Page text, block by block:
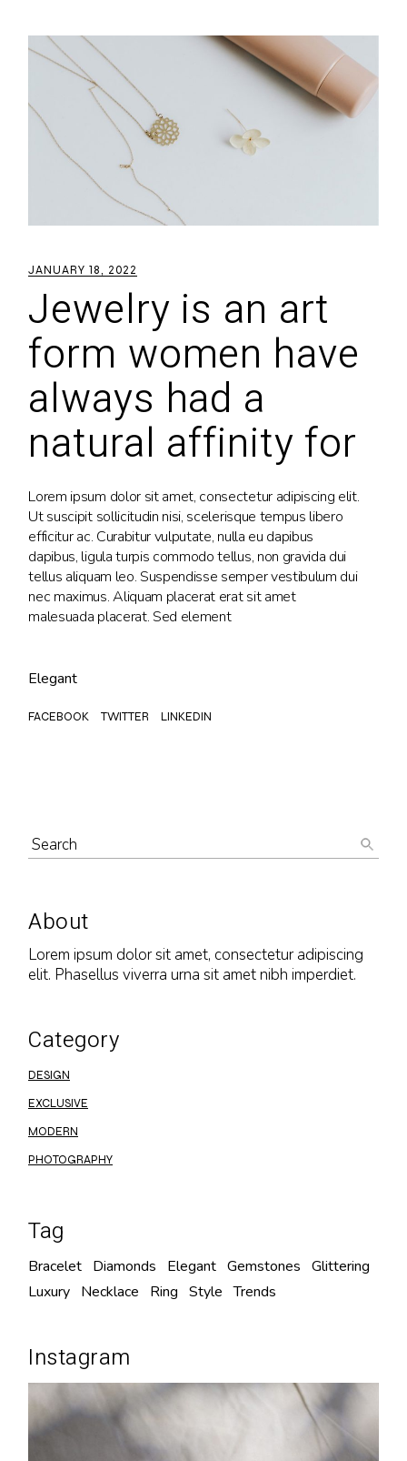
JANUARY 18, 2022
Jewelry is an art
form women have
always had a
natural affinity for
Lorem ipsum dolor sit amet, consectetur adipiscing elit.
Ut suscipit sollicitudin nisi, scelerisque tempus libero
efficitur ac. Curabitur vulputate, nulla eu dapibus
dapibus, ligula turpis commodo tellus, non gravida dui
tellus aliquam leo. Suspendisse semper vestibulum dui
nec maximus. Aliquam placerat erat sit amet
malesuada placerat. Sed element
Elegant
FACEBOOK TWITTER LINKEDIN
Search
About
Lorem ipsum dolor sit amet, consectetur adipiscing
elit. Phasellus viverra urna sit amet nibh imperdiet.
Category
DESIGN
EXCLUSIVE
MODERN
PHOTOGRAPHY
Tag
Bracelet Diamonds Elegant Gemstones
Glittering
Luxury Necklace Ring Style Trends
Instagram